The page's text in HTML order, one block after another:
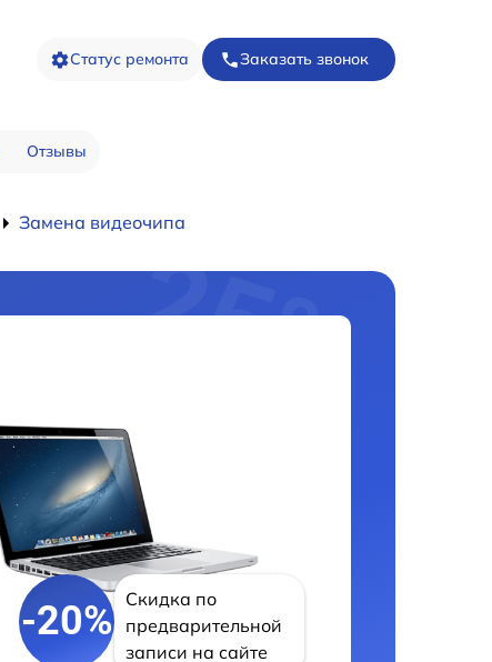
Статус ремонта Заказать звонок
Отзывы
Замена видеочипа
-20%
Скидка по
предварительной
записи на сайте